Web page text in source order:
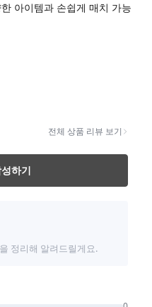
아이템과 손쉽게 매치 가능